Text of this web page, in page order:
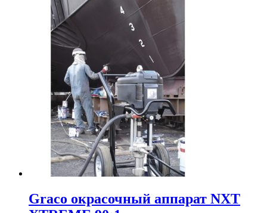
Graco окрасочный аппарат NXT